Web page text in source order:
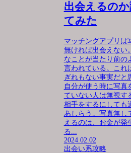
出会えるのか
てみた
マッチングアプリは
無ければ出会えない
なことが当たり前の
言われている。これ
ぎれもない事実だと
自分が使う時に写真
ていない人は無視す
相手をするにしても
あしらう。写真無し
えるのは、お金が発
る...
2024.02.02
出会い系攻略